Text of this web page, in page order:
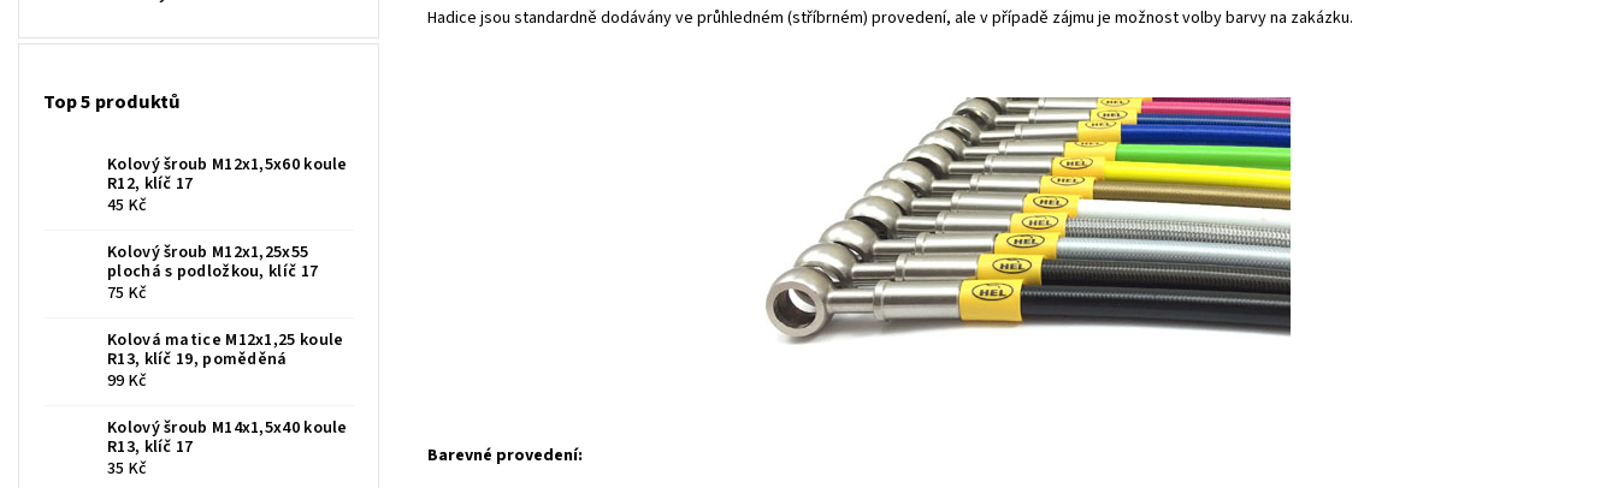
Top 5 produktů
Kolový šroub M12x1,5x60 koule
R12, klíč 17
45 Kč
Kolový šroub M12x1,25x55
plochá s podložkou, klíč 17
75 Kč
Kolová matice M12x1,25 koule
R13, klíč 19, poměděná
99 Kč
Kolový šroub M14x1,5x40 koule
R13, klíč 17
35 Kč
Hadice jsou standardně dodávány ve průhledném (stříbrném) provedení, ale v případě zájmu je možnost volby barvy na zakázku.
Barevné provedení: